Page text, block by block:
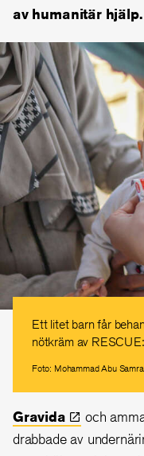
av humanitär hjälp.
Ett litet barn får
nötkräm av
Foto: Mohammad Abu
Gravida
och
drabbade av